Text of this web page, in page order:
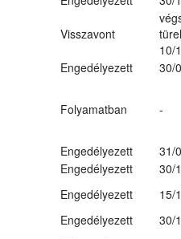
Visszavont
10/
Engedélyezett
30/
Folyamatban -
Engedélyezett
31/
Engedélyezett
30/
Engedélyezett
15/
Engedélyezett
30/